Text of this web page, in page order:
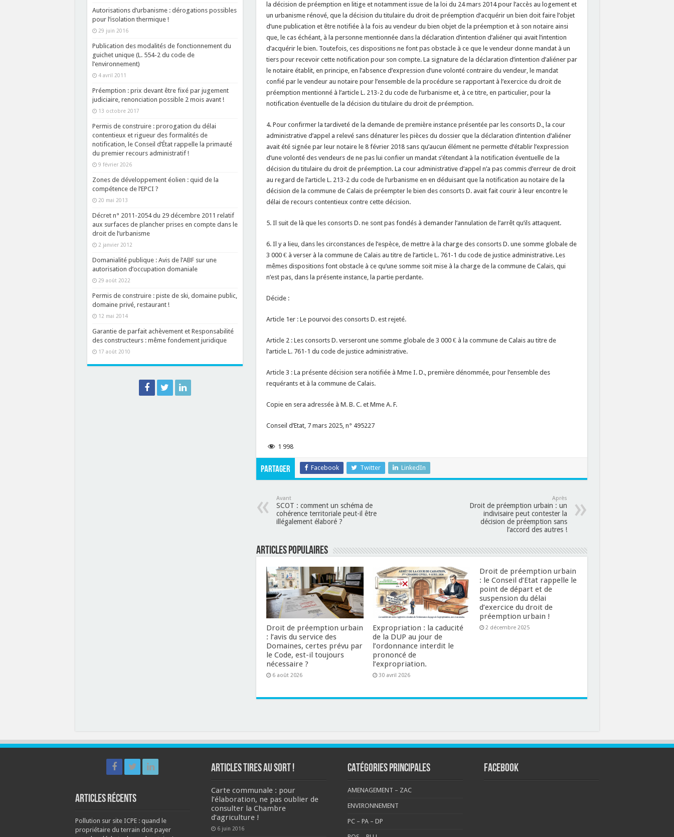
la décision de préemption en litige et notamment issue de la loi du 24 mars 2014 pour l’accès au logement et
un urbanisme rénové, que la décision du titulaire du droit de préemption d’acquérir un bien doit faire l’objet
d’une publication et être notifiée à la fois au vendeur du bien objet de la préemption et à son notaire ainsi
que, le cas échéant, à la personne mentionnée dans la déclaration d’intention d’aliéner qui avait l’intention
d’acquérir le bien. Toutefois, ces dispositions ne font pas obstacle à ce que le vendeur donne mandat à un
tiers pour recevoir cette notification pour son compte. La signature de la déclaration d’intention d’aliéner par
le notaire établit, en principe, en l’absence d’expression d’une volonté contraire du vendeur, le mandat
confié par le vendeur au notaire pour l’ensemble de la procédure se rapportant à l’exercice du droit de
préemption mentionné à l’article L. 213-2 du code de l’urbanisme et, à ce titre, en particulier, pour la
notification éventuelle de la décision du titulaire du droit de préemption.
4. Pour confirmer la tardiveté de la demande de première instance présentée par les consorts D., la cour
administrative d’appel a relevé sans dénaturer les pièces du dossier que la déclaration d’intention d’aliéner
avait été signée par leur notaire le 8 février 2018 sans qu’aucun élément ne permette d’établir l’expression
d’une volonté des vendeurs de ne pas lui confier un mandat s’étendant à la notification éventuelle de la
décision du titulaire du droit de préemption. La cour administrative d’appel n’a pas commis d’erreur de droit
au regard de l’article L. 213-2 du code de l’urbanisme en en déduisant que la notification au notaire de la
décision de la commune de Calais de préempter le bien des consorts D. avait fait courir à leur encontre le
délai de recours contentieux contre cette décision.
5. Il suit de là que les consorts D. ne sont pas fondés à demander l’annulation de l’arrêt qu’ils attaquent.
6. Il y a lieu, dans les circonstances de l’espèce, de mettre à la charge des consorts D. une somme globale de
3 000 € à verser à la commune de Calais au titre de l’article L. 761-1 du code de justice administrative. Les
mêmes dispositions font obstacle à ce qu’une somme soit mise à la charge de la commune de Calais, qui
n’est pas, dans la présente instance, la partie perdante.
Décide :
Article 1er : Le pourvoi des consorts D. est rejeté.
Article 2 : Les consorts D. verseront une somme globale de 3 000 € à la commune de Calais au titre de
l’article L. 761-1 du code de justice administrative.
Article 3 : La présente décision sera notifiée à Mme I. D., première dénommée, pour l’ensemble des
requérants et à la commune de Calais.
Copie en sera adressée à M. B. C. et Mme A. F.
Conseil d’Etat, 7 mars 2025, n° 495227
1 998
Partager Facebook Twitter LinkedIn
Avant
SCOT : comment un schéma de
cohérence territoriale peut-il être
illégalement élaboré ?
Après
Droit de préemption urbain : un
indivisaire peut contester la
décision de préemption sans
l’accord des autres !
Articles populaires
Droit de préemption urbain
: l’avis du service des
Domaines, certes prévu par
le Code, est-il toujours
nécessaire ?
6 août 2026
Expropriation : la caducité
de la DUP au jour de
l’ordonnance interdit le
prononcé de
l’expropriation.
30 avril 2026
Droit de préemption urbain
: le Conseil d’Etat rappelle le
point de départ et de
suspension du délai
d’exercice du droit de
préemption urbain !
2 décembre 2025
Autorisations d’urbanisme : dérogations possibles
pour l’isolation thermique !
29 juin 2016
Publication des modalités de fonctionnement du
guichet unique (L. 554-2 du code de
l’environnement)
4 avril 2011
Préemption : prix devant être fixé par jugement
judiciaire, renonciation possible 2 mois avant !
13 octobre 2017
Permis de construire : prorogation du délai
contentieux et rigueur des formalités de
notification, le Conseil d’État rappelle la primauté
du premier recours administratif !
9 février 2026
Zones de développement éolien : quid de la
compétence de l’EPCI ?
20 mai 2013
Décret n° 2011-2054 du 29 décembre 2011 relatif
aux surfaces de plancher prises en compte dans le
droit de l’urbanisme
2 janvier 2012
Domanialité publique : Avis de l’ABF sur une
autorisation d’occupation domaniale
29 août 2022
Permis de construire : piste de ski, domaine public,
domaine privé, restaurant !
12 mai 2014
Garantie de parfait achèvement et Responsabilité
des constructeurs : même fondement juridique
17 août 2010
Articles récents
Pollution sur site ICPE : quand le
propriétaire du terrain doit payer
ARTICLES TIRES AU SORT !
Carte communale : pour
l’élaboration, ne pas oublier de
consulter la Chambre
d’agriculture !
6 juin 2016
CATÉGORIES PRINCIPALES
AMENAGEMENT – ZAC
ENVIRONNEMENT
PC – PA – DP
FACEBOOK